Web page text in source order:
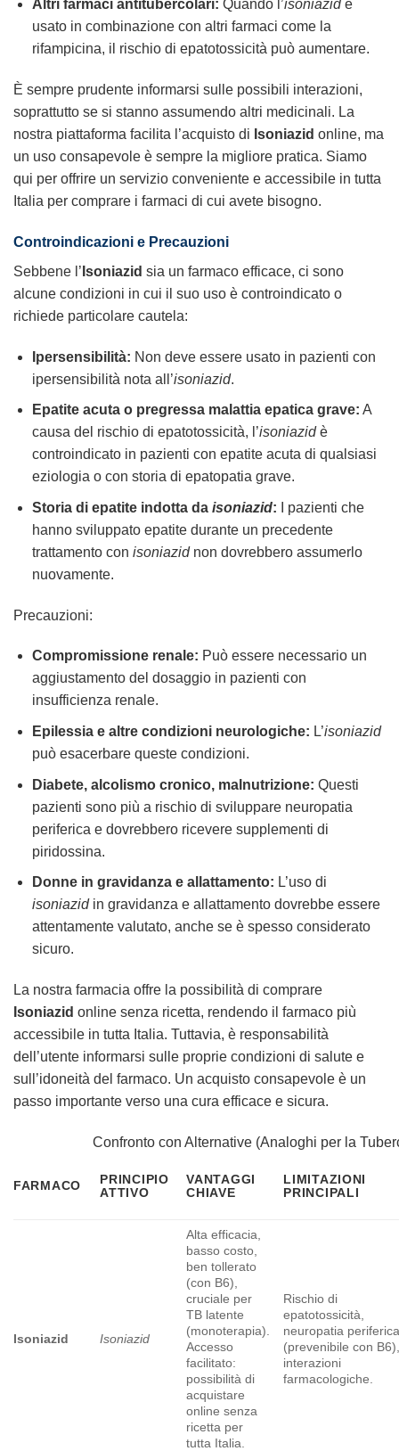
Altri farmaci antitubercolari: Quando l’isoniazidè
usato in combinazione con altri farmaci come la
rifampicina, il rischio di epatotossicità può aumentare.
È sempre prudente informarsi sulle possibili interazioni,
soprattutto se si stanno assumendo altri medicinali. La
nostra piattaforma facilita l’acquisto di Isoniazid online, ma
un uso consapevole è sempre la migliore pratica. Siamo
qui per offrire un servizio conveniente e accessibile in tutta
Italia per comprare i farmaci di cui avete bisogno.
Controindicazioni e Precauzioni
Sebbene l’ Isoniazid sia un farmaco efficace, ci sono
alcune condizioni in cui il suo uso è controindicato o
richiede particolare cautela:
Ipersensibilità: Non deve essere usato in pazienti con
ipersensibilità nota all’isoniazid.
Epatite acuta o pregressa malattia epatica grave: A
causa del rischio di epatotossicità, l’isoniazidè
controindicato in pazienti con epatite acuta di qualsiasi
eziologia o con storia di epatopatia grave.
Storia di epatite indotta da isoniazid: I pazienti che
hanno sviluppato epatite durante un precedente
trattamento con isoniazidnon dovrebbero assumerlo
nuovamente.
Precauzioni:
Compromissione renale: Può essere necessario un
aggiustamento del dosaggio in pazienti con
insufficienza renale.
Epilessia e altre condizioni neurologiche: L’isoniazid
può esacerbare queste condizioni.
Diabete, alcolismo cronico, malnutrizione: Questi
pazienti sono più a rischio di sviluppare neuropatia
periferica e dovrebbero ricevere supplementi di
piridossina.
Donne in gravidanza e allattamento: L’uso di
isoniazidin gravidanza e allattamento dovrebbe essere
attentamente valutato, anche se è spesso considerato
sicuro.
La nostra farmacia offre la possibilità di comprare
Isoniazid online senza ricetta, rendendo il farmaco più
accessibile in tutta Italia. Tuttavia, è responsabilità
dell’utente informarsi sulle proprie condizioni di salute e
sull’idoneità del farmaco. Un acquisto consapevole è un
passo importante verso una cura efficace e sicura.
Confronto con Alternative (Analoghi per la
FARMACO
PRINCIPIO
ATTIVO
VANTAGGI
CHIAVE
LIMITAZIONI
PRINCIPALI
Isoniazid Isoniazid
Alta efficacia,
basso costo,
ben tollerato
(con B6),
cruciale per
TB latente
(monoterapia).
Accesso
facilitato:
possibilità di
acquistare
online senza
ricetta per
tutta Italia.
Rischio di
epatotossicità,
neuropatia
(prevenibile con
interazioni
farmacologiche.